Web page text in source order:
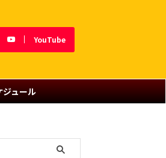
YouTube
ュール